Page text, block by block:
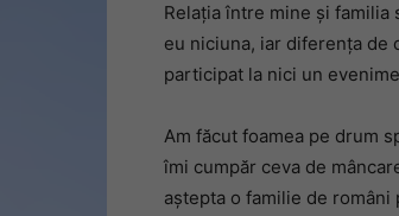
Relația între mine și
eu niciuna, iar diferența de
participat la nici un
Am făcut foamea pe drum
îmi cumpăr ceva de
aștepta o familie de români